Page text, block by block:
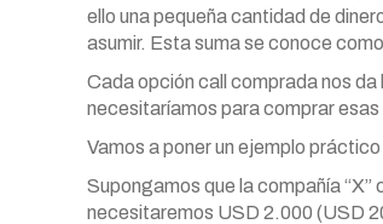
ello una pequeña cantidad de
asumir. Esta suma se conoce como
Cada opción call comprada nos
necesitaríamos para comprar
Vamos a poner un ejemplo
Supongamos que la compañía
necesitaremos USD 2.000 (USD